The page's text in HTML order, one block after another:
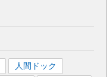
人間ドック